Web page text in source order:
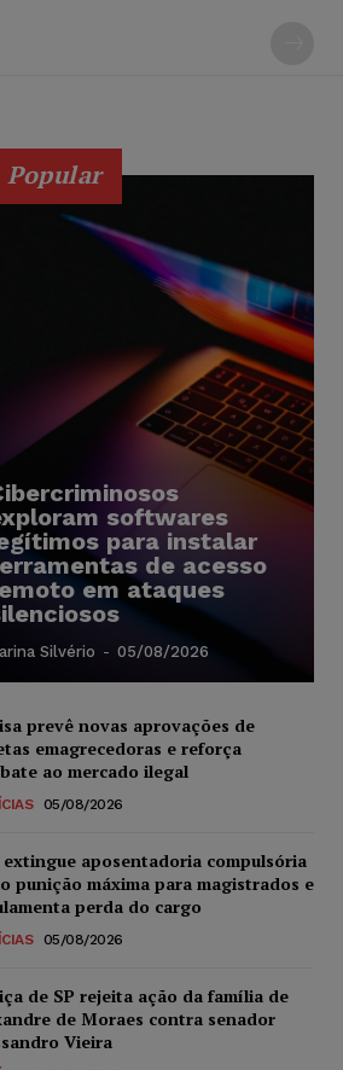
Popular
softwares
para instalar
de acesso
em ataques
Silvério - 05/08/2026
prevê novas aprovações de
emagrecedoras e reforça
ao mercado ilegal
05/08/2026
extingue aposentadoria compulsória
punição máxima para magistrados e
perda do cargo
05/08/2026
de SP rejeita ação da família de
de Moraes contra senador
Vieira